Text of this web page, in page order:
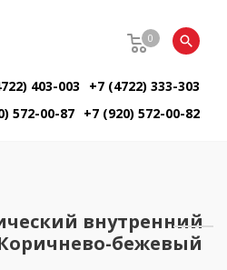
0
403-003
+7 (4722) 333-303
572-00-87 +7 (920) 572-00-82
внутренний
бежевый